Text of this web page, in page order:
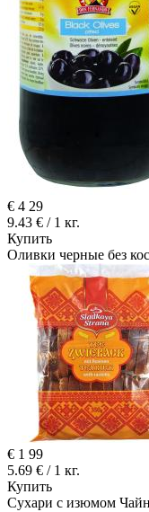
€ 4 29
9.43 € / 1 кг.
Купить
Оливки черные без
€ 1 99
5.69 € / 1 кг.
Купить
Сухари с изюмом